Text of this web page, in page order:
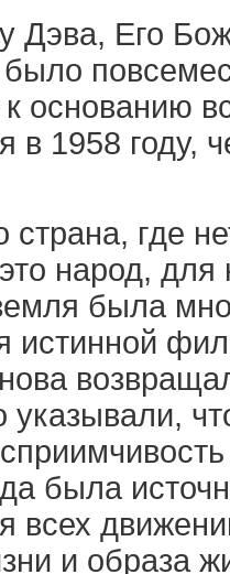
Дэва, Его
к основанию
в 1958 году,
где
народ, для
была
истинной
указывали,
была
всех
и образа